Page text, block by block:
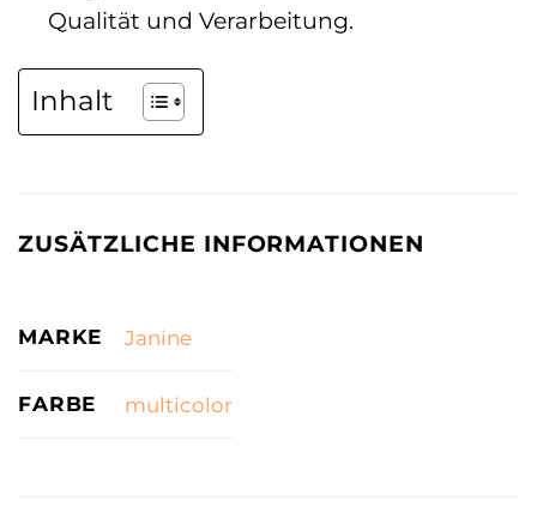
Qualität und Verarbeitung.
Inhalt
ZUSÄTZLICHE INFORMATIONEN
MARKE Janine
FARBE multicolor